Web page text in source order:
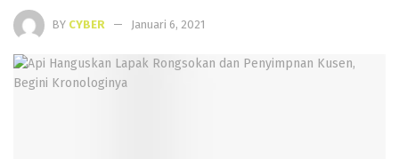
BY CYBER Januari 6, 2021